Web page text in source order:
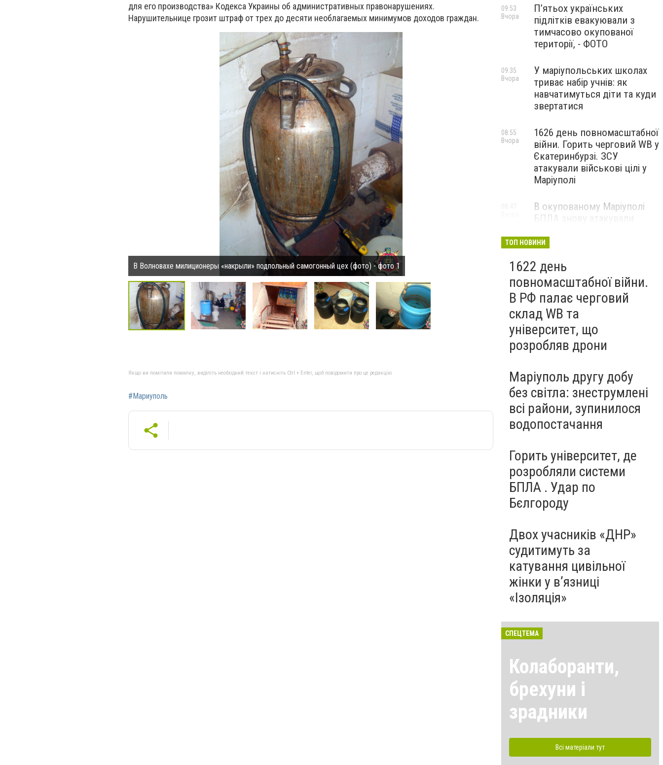
для его производства» Кодекса Украины об административных правонарушениях.
Нарушительнице грозит штраф от трех до десяти необлагаемых минимумов доходов граждан.
В Волновахе милиционеры «накрыли» подпольный самогонный цех (фото) - фото 1 В Волновахе милиционеры «накрыли»
Якщо ви помітили помилку, виділіть необхідний текст і натисніть Ctrl + Enter, щоб повідомити про це редакцію
#Мариуполь
П’ятьох українських
підлітків евакуювали з
тимчасово окупованої
території, - ФОТО
09:53
Вчора
У маріупольських школах
триває набір учнів: як
навчатимуться діти та куди
звертатися
09:35
Вчора
1626 день повномасштабної
війни. Горить черговий WB у
Єкатеринбурзі. ЗСУ
атакували військові цілі у
Маріуполі
08:55
Вчора
В окупованому Маріуполі
БПЛА знову атакували
— ВІДЕО
ТОП НОВИНИ
1622 день
повномасштабної війни.
В РФ палає черговий
склад WB та
університет, що
розробляв дрони
Маріуполь другу добу
без світла: знеструмлені
всі райони, зупинилося
водопостачання
Горить університет, де
розробляли системи
БПЛА . Удар по
Бєлгороду
Двох учасників «ДНР»
судитимуть за
катування цивільної
жінки у в’язниці
«Ізоляція»
СПЕЦТЕМА
Колаборанти,
брехуни і
зрадники
Всі матеріали тут